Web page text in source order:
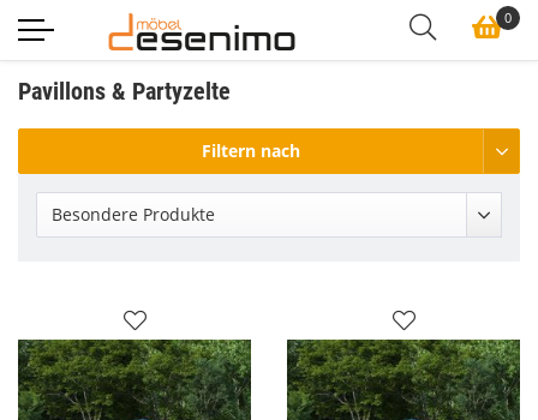
0
Pavillons & Partyzelte
Filtern nach
Besondere Produkte